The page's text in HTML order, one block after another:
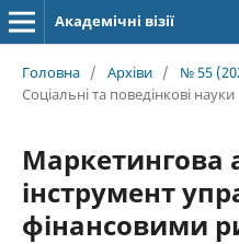
Академічні візії
Головна / Архіви / № 55
Соціальні та поведінкові науки
Маркетингова
інструмент
фінансовими